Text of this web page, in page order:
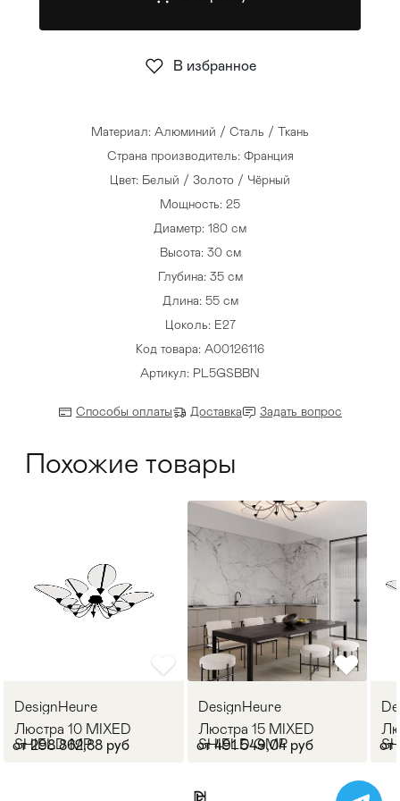
Стулья >
Материал: Алюминий / Сталь / Ткань
Страна производитель: Франция
Цвет: Белый / Золото / Чёрный
Мощность: 25
Диаметр: 180 см
Высота: 30 см
Глубина: 35 см
Длина: 55 см
Цоколь: E27
Код товара: A00126116
Артикул: PL5GSBBN
Способы оплаты Доставка Задать вопрос
В избранное
Похожие товары
DesignHeure
Люстра 10 MIXED
SHIELD MP
от 298 862,88 руб
DesignHeure
Люстра 15 MIXED
SHIELD GMP
от 491 549,04 руб от